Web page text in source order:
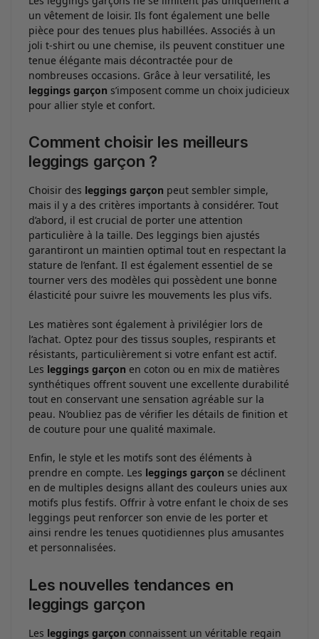
un vêtement de loisir. Ils font également une belle
pièce pour des tenues plus habillées. Associés à un
joli t-shirt ou une chemise, ils peuvent constituer une
tenue élégante mais décontractée pour de
nombreuses occasions. Grâce à leur versatilité, les
leggings garçon s’imposent comme un choix judicieux
pour allier style et confort.
Comment choisir les meilleurs
leggings garçon ?
Choisir des leggings garçon peut sembler simple,
mais il y a des critères importants à considérer. Tout
d’abord, il est crucial de porter une attention
particulière à la taille. Des leggings bien ajustés
garantiront un maintien optimal tout en respectant la
stature de l’enfant. Il est également essentiel de se
tourner vers des modèles qui possèdent une bonne
élasticité pour suivre les mouvements les plus vifs.
Les matières sont également à privilégier lors de
l’achat. Optez pour des tissus souples, respirants et
résistants, particulièrement si votre enfant est actif.
Les leggings garçon en coton ou en mix de matières
synthétiques offrent souvent une excellente durabilité
tout en conservant une sensation agréable sur la
peau. N’oubliez pas de vérifier les détails de finition et
de couture pour une qualité maximale.
Enfin, le style et les motifs sont des éléments à
prendre en compte. Les leggings garçon se déclinent
en de multiples designs allant des couleurs unies aux
motifs plus festifs. Offrir à votre enfant le choix de ses
leggings peut renforcer son envie de les porter et
ainsi rendre les tenues quotidiennes plus amusantes
et personnalisées.
Les nouvelles tendances en
leggings garçon
Les leggings garçon connaissent un véritable regain